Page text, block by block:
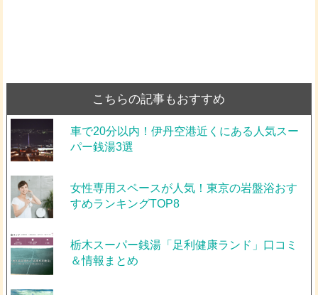
こちらの記事もおすすめ
車で20分以内！伊丹空港近くにある人気スー
パー銭湯3選
女性専用スペースが人気！東京の岩盤浴おす
すめランキングTOP8
栃木スーパー銭湯「足利健康ランド」口コミ
＆情報まとめ